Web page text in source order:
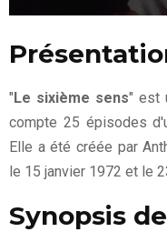
"Le sixième sens" est
compte 25 épisodes
Elle a été créée par
le 15 janvier 1972 et le
Synopsis